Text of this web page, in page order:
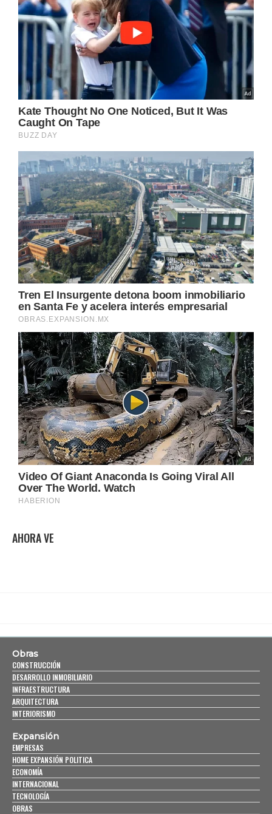
AHORA VE
Obras
CONSTRUCCIÓN
DESARROLLO INMOBILIARIO
INFRAESTRUCTURA
ARQUITECTURA
INTERIORISMO
Expansión
EMPRESAS
HOME EXPANSIÓN POLITICA
ECONOMÍA
INTERNACIONAL
TECNOLOGÍA
OBRAS